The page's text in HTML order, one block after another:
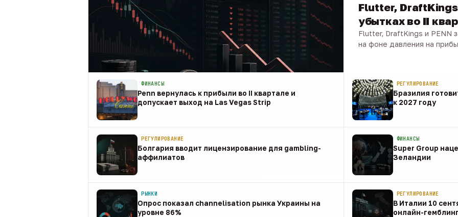
Flutter, DraftKings
убытках во II
Flutter, DraftKings и PENN
на фоне давления на
ФИНАНСЫ
Penn вернулась к прибыли во II квартале и
допускает выход на Las Vegas Strip
РЕГУЛИРОВАНИЕ
Бразилия
к 2027 году
08 авг
РЕГУЛИРОВАНИЕ
Болгария вводит лицензирование для gambling-
аффилиатов
ФИНАНСЫ
Super Group
Зеландии
08 авг
РЫНКИ
Опрос показал channelisation рынка Украины на
уровне 86%
РЕГУЛИРОВАНИЕ
В Италии 10
онлайн-